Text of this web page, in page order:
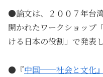
●論文は、２００７年台
開かれたワークショップ
ける日本の役割」で発表
● 『中国──社会と文化